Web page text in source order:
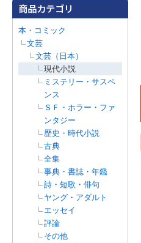
本・コミック
文芸
文芸（日本）
現代小説
ミステリー・サスペ
ンス
ＳＦ・ホラー・ファ
ンタジー
歴史・時代小説
古典
全集
事典・書誌・年鑑
詩・短歌・俳句
ヤング・アダルト
エッセイ
評論
その他